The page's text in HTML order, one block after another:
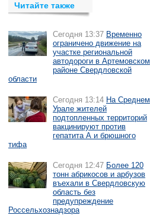
Читайте также
Сегодня 13:37 Временно
ограничено движение на
участке региональной
автодороги в Артемовском
районе Свердловской
области
Сегодня 13:14 На Среднем
Урале жителей
подтопленных территорий
вакцинируют против
гепатита А и брюшного
тифа
Сегодня 12:47 Более 120
тонн абрикосов и арбузов
въехали в Свердловскую
область без
предупреждение
Россельхознадзора